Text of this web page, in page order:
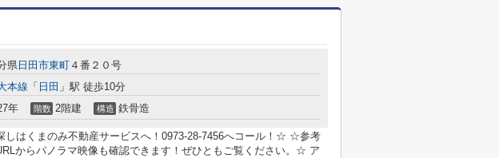
県日田市東町 ４番２０号
本線 「 日田 」駅 徒歩10分
年 階数 2階建 構造 鉄骨造
しはくまのみ不動産サービスへ！0973-28-7456へコール！☆ ☆参考
からパノラマ映像も確認できます！ぜひともご覧ください。☆ ア